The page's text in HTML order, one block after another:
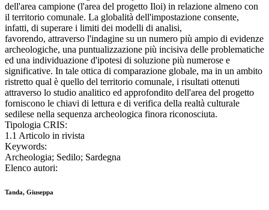
dell'area campione (l'area del progetto Iloi) in relazione almeno con
il territorio comunale. La globalità dell'impostazione consente,
infatti, di superare i limiti dei modelli di analisi,
favorendo, attraverso l'indagine su un numero più ampio di evidenze
archeologiche, una puntualizzazione più incisiva delle problematiche
ed una individuazione d'ipotesi di soluzione più numerose e
significative. In tale ottica di comparazione globale, ma in un ambito
ristretto qual è quello del territorio comunale, i risultati ottenuti
attraverso lo studio analitico ed approfondito dell'area del progetto
forniscono le chiavi di lettura e di verifica della realtà culturale
sedilese nella sequenza archeologica finora riconosciuta.
Tipologia CRIS:
1.1 Articolo in rivista
Keywords:
Archeologia; Sedilo; Sardegna
Elenco autori:
Tanda, Giuseppa